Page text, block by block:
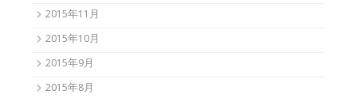
2015年11月
2015年10月
2015年9月
2015年8月